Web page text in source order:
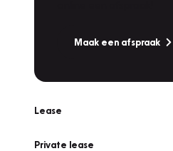
Maak een afspraak
Lease
Private lease